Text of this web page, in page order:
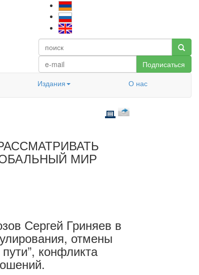
Подписаться
Издания О нас
МИР
Сергей Гриняев в
отмены
конфликта